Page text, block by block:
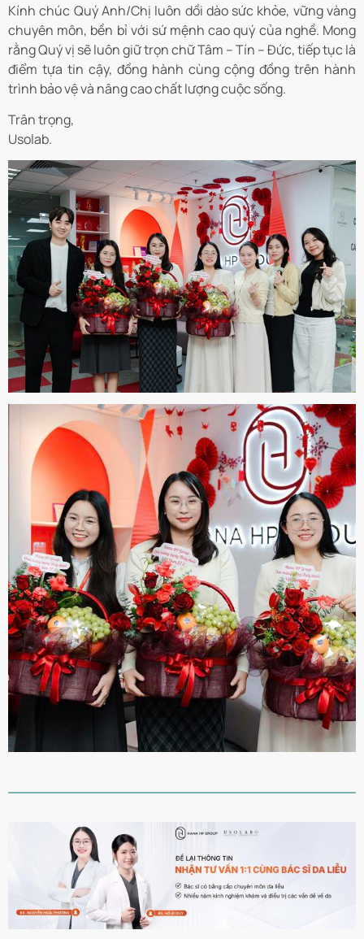
Kính chúc Quý Anh/Chị luôn dồi dào sức khỏe, vững vàng
chuyên môn, bền bỉ với sứ mệnh cao quý của nghề. Mong
rằng Quý vị sẽ luôn giữ trọn chữ Tâm – Tín – Đức, tiếp tục là
điểm tựa tin cậy, đồng hành cùng cộng đồng trên hành
trình bảo vệ và nâng cao chất lượng cuộc sống.
Trân trọng,
Usolab.